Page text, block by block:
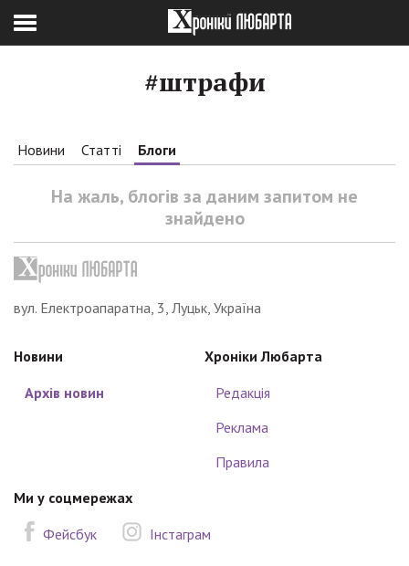
#штрафи
Новини Статті Блоги
На жаль, блогів за даним запитом не
знайдено
вул. Електроапаратна, 3, Луцьк, Україна
Новини
Архів новин
Хроніки Любарта
Редакція
Реклама
Правила
Ми у соцмережах
Фейсбук
Інстаграм